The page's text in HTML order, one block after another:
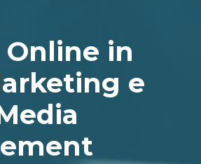
Online in
e